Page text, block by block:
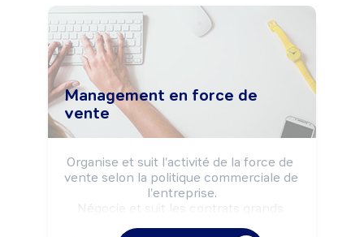
Management en force de
vente
Organise et suit l'activité de la force de
vente selon la politique commerciale de
l'entreprise.
Négocie et suit les contrats grands